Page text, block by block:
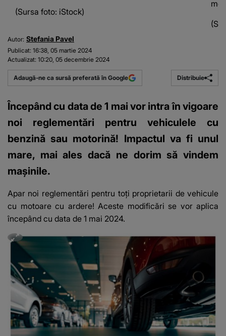
(Sursa foto: iStock)
Autor: Stefania Pavel
Publicat: 16:38, 05 martie 2024
Actualizat: 10:20, 05 decembrie 2024
Adaugă-ne ca sursă preferată în Google Distribuie
Începând cu data de 1 mai vor intra în vigoare
noi reglementări pentru vehiculele cu
benzină sau motorină! Impactul va fi unul
mare, mai ales dacă ne dorim să vindem
mașinile.
Apar noi reglementări pentru toți proprietarii de vehicule
cu motoare cu ardere! Aceste modificări se vor aplica
începând cu data de 1 mai 2024.